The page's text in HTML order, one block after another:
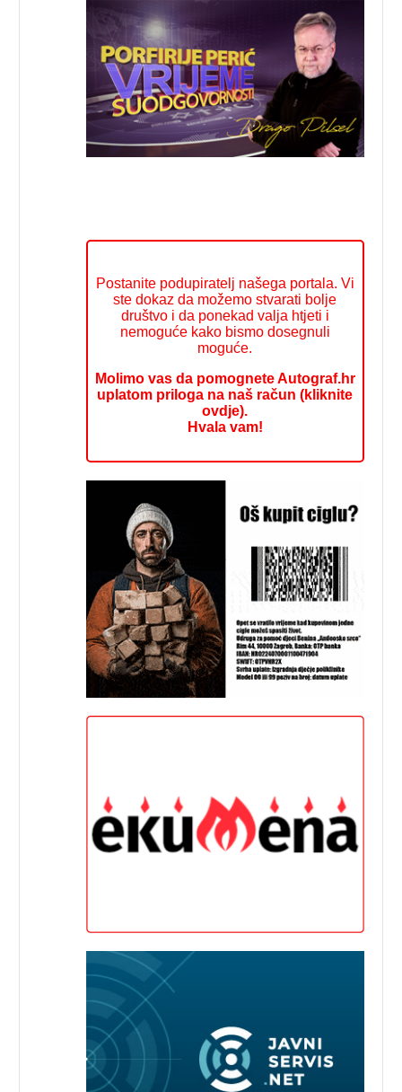
Postanite podupiratelj našega portala. Vi
ste dokaz da možemo stvarati bolje
društvo i da ponekad valja htjeti i
nemoguće kako bismo dosegnuli
moguće.
Molimo vas da pomognete Autograf.hr
uplatom priloga na naš račun (kliknite
ovdje).
Hvala vam!